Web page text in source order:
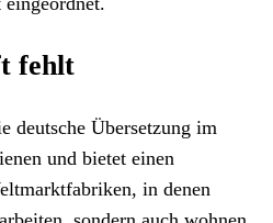
fehlt
deutsche Übersetzung im
und bietet einen
in denen